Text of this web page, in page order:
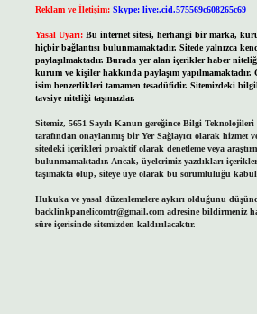
Reklam ve İletişim: Skype: live:.cid.575569c608265c69
Yasal Uyarı: Bu internet sitesi, herhangi bir marka,
hiçbir bağlantısı bulunmamaktadır. Sitede yalnızca
paylaşılmaktadır. Burada yer alan içerikler haber
kurum ve kişiler hakkında paylaşım
isim benzerlikleri tamamen tesadüfidir. Sitemizdeki
tavsiye niteliği taşımazlar.
Sitemiz, 5651 Sayılı Kanun gereğince Bilgi
tarafından onaylanmış bir Yer Sağlayıcı olarak hizmet
sitedeki içerikleri proaktif olarak denetleme veya
bulunmamaktadır. Ancak, üyelerimiz yazdıkları
taşımakta olup, siteye üye olarak bu sorumluluğu kabul
Hukuka ve yasal düzenlemelere aykırı olduğunu
backlinkpanelicomtr@gmail.comadresine bildirmeniz
süre içerisinde sitemizden kaldırılacaktır.